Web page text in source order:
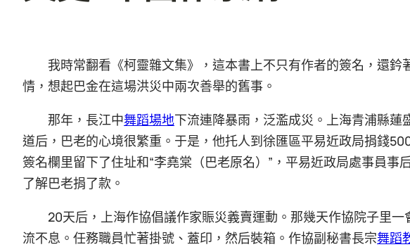
我時常翻看《柯靈雜文集》，這本書上不只有作者的簽名，還鈐
情，想起巴金在這場洪災中兩次善舉的舊事。
那年，長江中舞蹈場地下流連降暴雨，泛濫成災。上海青浦縣
道后，巴老的心境很繁重。于是，他托人到徐匯區平易近政局捐錢
簽名欄里留下了住址和“李堯棠（巴老原名）”，平易近政局處事員事
了解巴老捐了款。
20天后，上海作協倡議作家賑災義賣運動。那幾天作協院子里一
流不息。任務職員忙著掛號、蓋印，然后裝箱。作協副秘書長宗舞蹈